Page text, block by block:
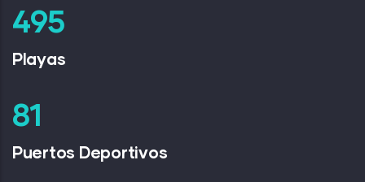
667
Playas
109
Puertos Deportivos